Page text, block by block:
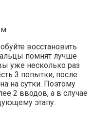
восстановить
помнят лучше
уже несколько раз
3 попытки, после
на сутки. Поэтому
2 вводов, а в случае
этапу.